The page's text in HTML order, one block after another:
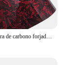
Pegatina de fibra de carbono forjado para coche, vinilo adhesivo para capó, 50cm x 300cm, alto brillo, negro, dorado, plateado, Rojo